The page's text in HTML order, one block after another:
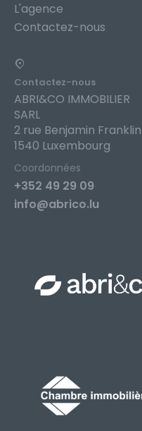
L'agence
Contactez-nous
Contactez-nous
ABRI&CO IMMOBILIER
SARL
2 rue Benjamin Franklin
1540 Luxembourg
Coordonnées
+352 49 29 09
info@abrico.lu